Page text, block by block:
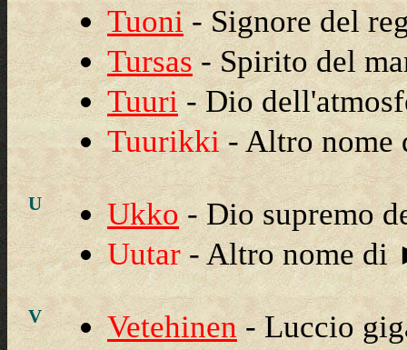
Tuoni - Signore del
Tursas - Spirito del
Tuuri- Dio
Tuurikki- Altro
U Ukko - Dio supremo
Uutar- Altro nome
V Vetehinen- Luccio